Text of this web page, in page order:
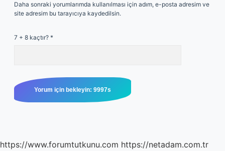
Daha sonraki yorumlarımda kullanılması için adım, e-posta adresim ve
site adresim bu tarayıcıya kaydedilsin.
7 + 8 kaçtır? *
https://www.forumtutkunu.com https://netadam.com.tr